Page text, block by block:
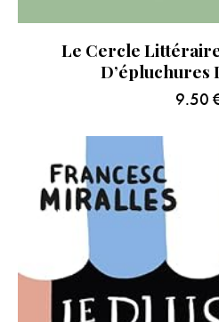
Le Cercle
D’épluchures
9.50